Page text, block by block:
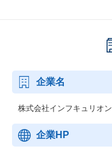
企業名
株式会社インフキュリオン
企業HP